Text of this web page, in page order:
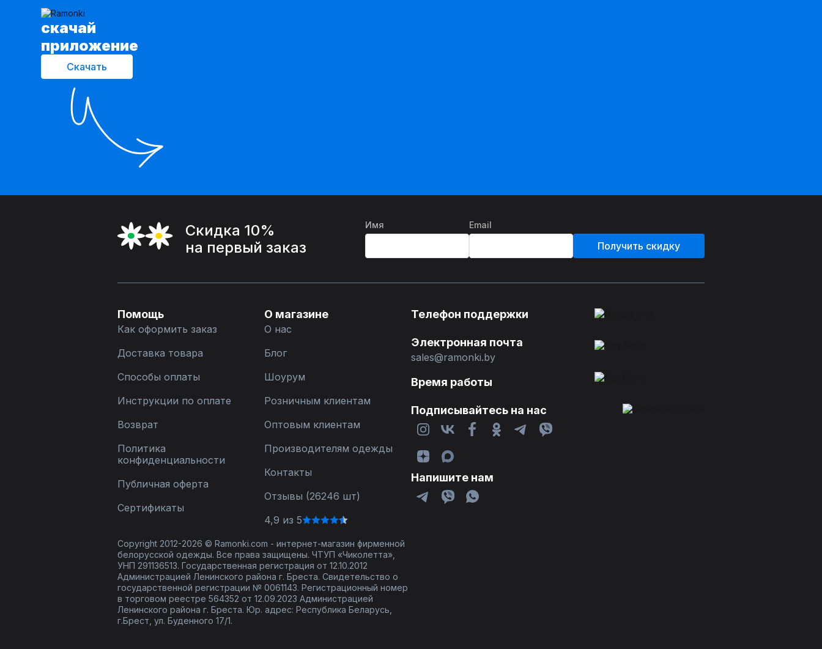
cкачай
приложение
Скачать
Скидка 10%
на первый заказ
Имя Email
Получить скидку
Помощь
Как оформить заказ
Доставка товара
Способы оплаты
Инструкции по оплате
Возврат
Политика
конфиденциальности
Публичная оферта
Сертификаты
О магазине
О нас
Блог
Шоурум
Розничным клиентам
Оптовым клиентам
Производителям одежды
Контакты
Отзывы (26246 шт)
4,9 из 5
Телефон поддержки
Электронная почта
sales@ramonki.by
Время работы
Подписывайтесь на нас
Напишите нам
Copyright 2012-2026 © Ramonki.com - интернет-магазин фирменной
белорусской одежды. Все права защищены. ЧТУП «Чиколетта»,
УНП 291136513. Государственная регистрация от 12.10.2012
Администрацией Ленинского района г. Бреста. Свидетельство о
государственной регистрации № 0061143. Регистрационный номер
в торговом реестре 564352 от 12.09.2023 Администрацией
Ленинского района г. Бреста. Юр. адрес: Республика Беларусь,
г.Брест, ул. Буденного 17/1.